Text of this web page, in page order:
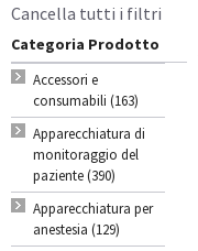
Cancella tutti i filtri
Categoria Prodotto
Accessori e
consumabili (163)
Apparecchiatura di
monitoraggio del
paziente (390)
Apparecchiatura per
anestesia (129)